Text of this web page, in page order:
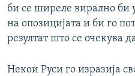
би се ширеле вирално би
на опозицијата и би го
резултат што се очекува
Некои Руси го изразија